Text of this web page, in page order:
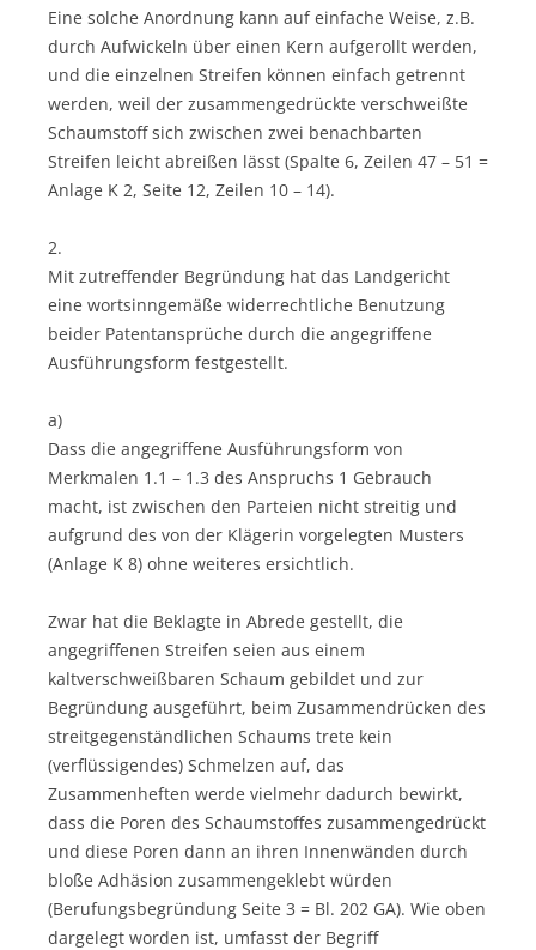
Eine solche Anordnung kann auf einfache Weise, z.B.
durch Aufwickeln über einen Kern aufgerollt werden,
und die einzelnen Streifen können einfach getrennt
werden, weil der zusammengedrückte verschweißte
Schaumstoff sich zwischen zwei benachbarten
Streifen leicht abreißen lässt (Spalte 6, Zeilen 47 – 51 =
Anlage K 2, Seite 12, Zeilen 10 – 14).
2.
Mit zutreffender Begründung hat das Landgericht
eine wortsinngemäße widerrechtliche Benutzung
beider Patentansprüche durch die angegriffene
Ausführungsform festgestellt.
a)
Dass die angegriffene Ausführungsform von
Merkmalen 1.1 – 1.3 des Anspruchs 1 Gebrauch
macht, ist zwischen den Parteien nicht streitig und
aufgrund des von der Klägerin vorgelegten Musters
(Anlage K 8) ohne weiteres ersichtlich.
Zwar hat die Beklagte in Abrede gestellt, die
angegriffenen Streifen seien aus einem
kaltverschweißbaren Schaum gebildet und zur
Begründung ausgeführt, beim Zusammendrücken des
streitgegenständlichen Schaums trete kein
(verflüssigendes) Schmelzen auf, das
Zusammenheften werde vielmehr dadurch bewirkt,
dass die Poren des Schaumstoffes zusammengedrückt
und diese Poren dann an ihren Innenwänden durch
bloße Adhäsion zusammengeklebt würden
(Berufungsbegründung Seite 3 = Bl. 202 GA). Wie oben
dargelegt worden ist, umfasst der Begriff